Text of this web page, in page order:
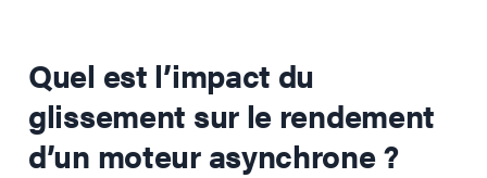
Quel est l’impact du
glissement sur le rendement
d’un moteur asynchrone ?